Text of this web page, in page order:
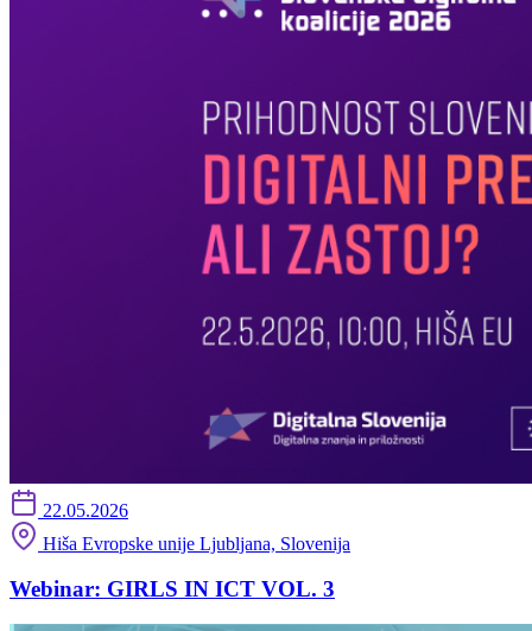
22.05.2026
Hiša Evropske unije Ljubljana, Slovenija
Webinar: GIRLS IN ICT VOL. 3